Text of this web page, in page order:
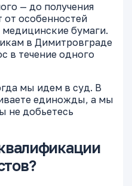
— до получения
от особенностей
медицинские бумаги.
в Димитровграде
в течение одного
мы идем в суд. В
единожды, а мы
не добьетесь